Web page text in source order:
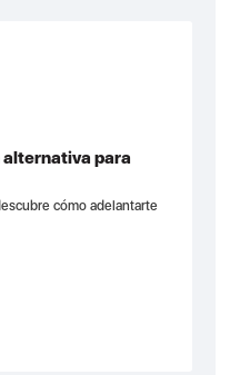
alternativa para
cómo adelantarte